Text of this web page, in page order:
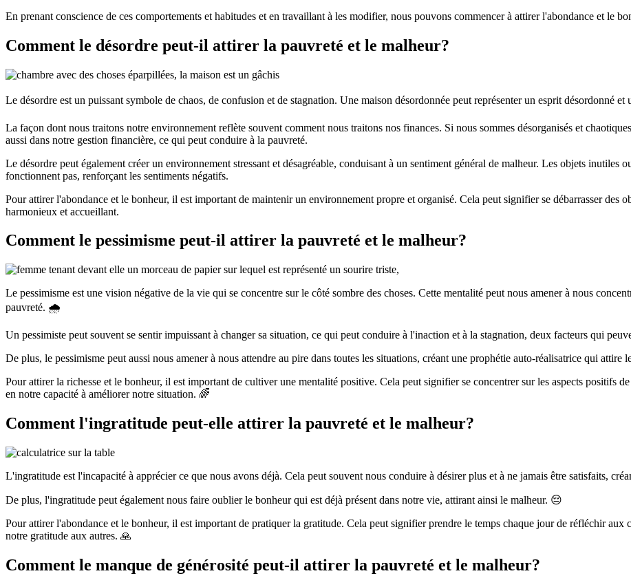
En prenant conscience de ces comportements et habitudes et en travaillant à les modifier, nous pouvons commencer à attirer l'abondance et le
Comment le désordre peut-il attirer la pauvreté et le malheur?
Le désordre est un puissant symbole de chaos, de confusion et de stagnation. Une maison désordonnée peut représenter un esprit désordonné
La façon dont nous traitons notre environnement reflète souvent comment nous traitons nos finances. Si nous sommes désorganisés et
aussi dans notre gestion financière, ce qui peut conduire à la pauvreté.
Le désordre peut également créer un environnement stressant et désagréable, conduisant à un sentiment général de malheur. Les objets inutiles
fonctionnent pas, renforçant les sentiments négatifs.
Pour attirer l'abondance et le bonheur, il est important de maintenir un environnement propre et organisé. Cela peut signifier se débarrasser des
harmonieux et accueillant.
Comment le pessimisme peut-il attirer la pauvreté et le malheur?
Le pessimisme est une vision négative de la vie qui se concentre sur le côté sombre des choses. Cette mentalité peut nous amener à nous
pauvreté. 🌧️
Un pessimiste peut souvent se sentir impuissant à changer sa situation, ce qui peut conduire à l'inaction et à la stagnation, deux facteurs qui
De plus, le pessimisme peut aussi nous amener à nous attendre au pire dans toutes les situations, créant une prophétie auto-réalisatrice qui attire
Pour attirer la richesse et le bonheur, il est important de cultiver une mentalité positive. Cela peut signifier se concentrer sur les aspects positifs
en notre capacité à améliorer notre situation. 🌈
Comment l'ingratitude peut-elle attirer la pauvreté et le malheur?
L'ingratitude est l'incapacité à apprécier ce que nous avons déjà. Cela peut souvent nous conduire à désirer plus et à ne jamais être satisfaits,
De plus, l'ingratitude peut également nous faire oublier le bonheur qui est déjà présent dans notre vie, attirant ainsi le malheur. 😔
Pour attirer l'abondance et le bonheur, il est important de pratiquer la gratitude. Cela peut signifier prendre le temps chaque jour de réfléchir aux
notre gratitude aux autres. 🙏
Comment le manque de générosité peut-il attirer la pauvreté et le malheur?